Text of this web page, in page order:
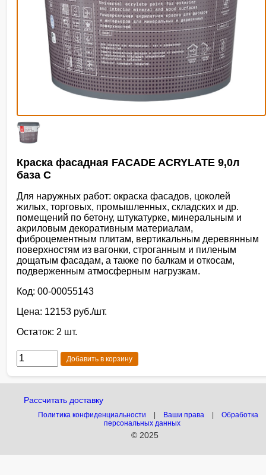
Краска фасадная FACADE ACRYLATE 9,0л
база C
Для наружных работ: окраска фасадов, цоколей
жилых, торговых, промышленных, складских и др.
помещений по бетону, штукатурке, минеральным и
акриловым декоративным материалам,
фиброцементным плитам, вертикальным деревянным
поверхностям из вагонки, строганным и пиленым
дощатым фасадам, а также по балкам и откосам,
подверженным атмосферным нагрузкам.
Код: 00-00055143
Цена: 12153 руб./шт.
Остаток: 2 шт.
Добавить в корзину
Рассчитать доставку
Политика конфиденциальности Ваши права
Обработка
персональных данных
© 2025